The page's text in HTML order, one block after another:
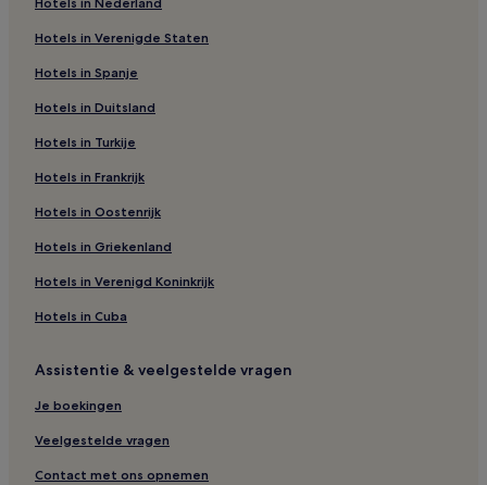
Hotels in Verenigde Staten
Hotels in Spanje
Hotels in Duitsland
Hotels in Turkije
Hotels in Frankrijk
Hotels in Oostenrijk
Hotels in Griekenland
Hotels in Verenigd Koninkrijk
Hotels in Cuba
Assistentie & veelgestelde vragen
Je boekingen
Veelgestelde vragen
Contact met ons opnemen